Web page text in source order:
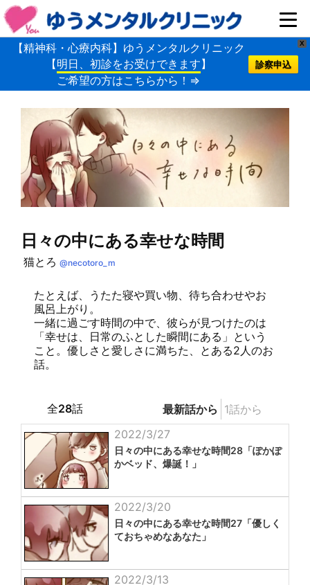
X
【精神科・心療内科】ゆうメンタルクリニック
【明日、初診をお受けできます】
ご希望の方はこちらから！⇒
診察申込
日々の中にある幸せな時間
猫とろ @necotoro_m
たとえば、うたた寝や買い物、待ち合わせやお
風呂上がり。
一緒に過ごす時間の中で、彼らが見つけたのは
「幸せは、日常のふとした瞬間にある」という
こと。優しさと愛しさに満ちた、とある2人のお
話。
全28話 最新話から 1話から
2022/3/27
日々の中にある幸せな時間28「ぽかぽ
かベッド、爆誕！」
2022/3/20
日々の中にある幸せな時間27「優しく
ておちゃめなあなた」
2022/3/13